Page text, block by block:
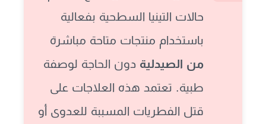
حالات التينيا السطحية بفعالية
باستخدام منتجات متاحة مباشرة
من الصيدلية دون الحاجة لوصفة
طبية. تعتمد هذه العلاجات على
قتل الفطريات المسببة للعدوى أو